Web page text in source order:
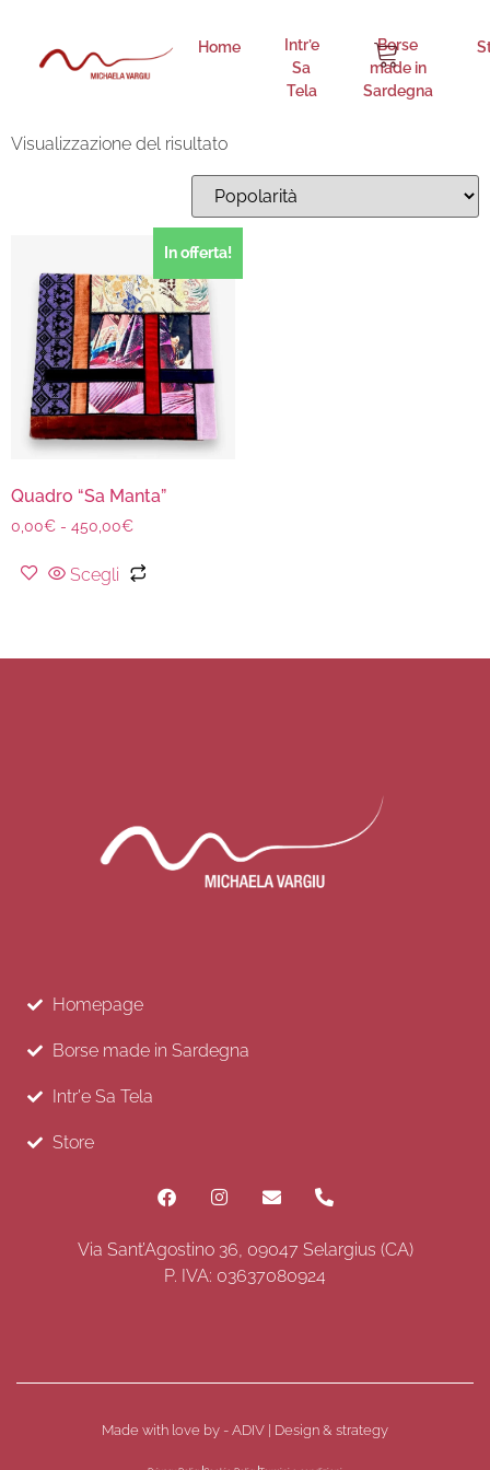
Home
Intr’e
Sa
Tela
Borse
made in
Sardegna
Quadro "Sa Manta"
Intr'e Sa Tela 16
Visualizzazione del risultato
In offerta!
Quadro “Sa Manta”
0,00€ - 450,00€
Scegli
Homepage
Borse made in Sardegna
Intr'e Sa Tela
Store
Via Sant’Agostino 36, 09047 Selargius (CA)
P. IVA: 03637080924
Made with love by - ADIV | Design & strategy